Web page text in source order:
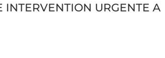
INTERVENTION URGENTE A